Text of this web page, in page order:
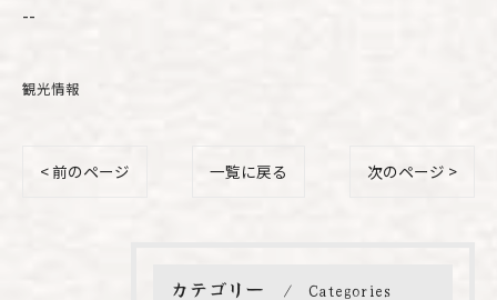
--
観光情報
< 前のページ 一覧に戻る 次のページ >
カテゴリー Categories